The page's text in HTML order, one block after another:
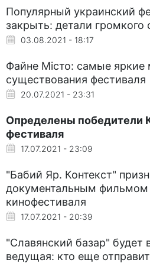
Популярный украинский
закрыть: детали громкого
03.08.2021 - 18:17
Файне Місто: самые
существования фестиваля
20.07.2021 - 23:31
Определены победители
фестиваля
17.07.2021 - 23:09
"Бабий Яр. Контекст"
документальным фильмом
кинофестиваля
17.07.2021 - 20:39
"Славянский базар" будет
ведущая: кто еще